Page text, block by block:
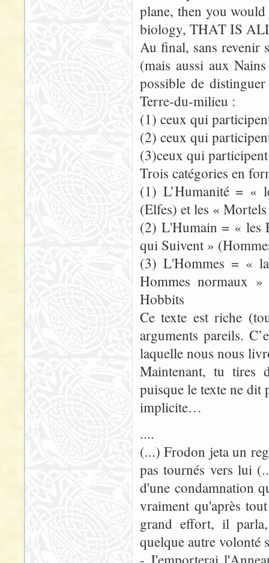
plane, then you
biology, THAT IS
Au final, sans revenir
(mais aussi aux
possible de
Terre-du-milieu :
(1) ceux qui
(2) ceux qui
(3)ceux qui
Trois catégories en
(1) L’Humanité = «
(Elfes) et les «
(2) L'Humain = « les
qui Suivent »
(3) L'Hommes = «
Hommes normaux
Hobbits
Ce texte est riche
arguments pareils.
laquelle nous nous
Maintenant, tu tires
puisque le texte ne dit
implicite…
....
(...) Frodon jeta un
pas tournés vers lui
d'une condamnation
vraiment qu'après
grand effort, il
quelque autre volonté
- J'emporterai